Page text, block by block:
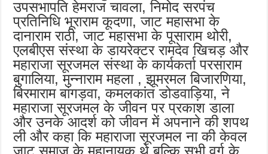
उपसभापति हेमराज चावला, निमोद सरपंच
प्रतिनिधि भूराराम कूदणा, जाट महासभा के
दानाराम राठी, जाट महासभा के पूसाराम थोरी,
एलबीएस संस्‍था के डायरेक्टर रामदेव खिचड़ और
महाराजा सूरजमल संस्था के कार्यकर्ता परसाराम
बुगालिया, मुन्नाराम महला , झूमरमल बिजारणिया,
बिरमाराम बांगड़वा, कमलकांत डोडवाड़िया, ने
महाराजा सूरजमल के जीवन पर प्रकाश डाला
और उनके आदर्श को जीवन में अपनाने की शपथ
ली और कहा कि महाराजा सूरजमल ना की केवल
जाट समाज के महानायक थे बल्कि सभी वर्ग के